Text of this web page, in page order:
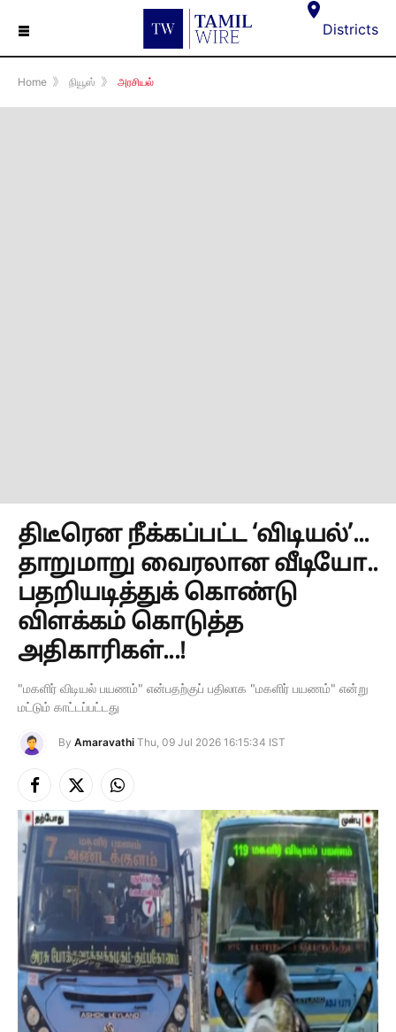
☰ Districts
Home 》 நியூஸ் 》 அரசியல்
திடீரென நீக்கப்பட்ட ‘விடியல்’...
தாறுமாறு வைரலான வீடியோ..
பதறியடித்துக் கொண்டு
விளக்கம் கொடுத்த
அதிகாரிகள்...!
"மகளிர் விடியல் பயணம்" என்பதற்குப் பதிலாக "மகளிர் பயணம்" என்று
மட்டும் காட்டப்பட்டது
By Amaravathi Thu, 09 Jul 2026 16:15:34 IST
Facebook
X
(Twitter)
Instagram